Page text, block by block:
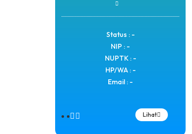
Status : -
NIP : -
NUPTK : -
HP/WA : -
Email : -
Lihat